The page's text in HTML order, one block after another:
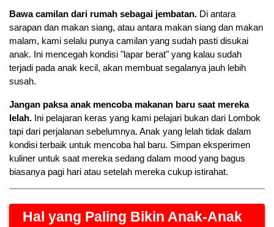
Bawa camilan dari rumah sebagai jembatan. Di antara
sarapan dan makan siang, atau antara makan siang dan makan
malam, kami selalu punya camilan yang sudah pasti disukai
anak. Ini mencegah kondisi "lapar berat" yang kalau sudah
terjadi pada anak kecil, akan membuat segalanya jauh lebih
susah.
Jangan paksa anak mencoba makanan baru saat mereka
lelah. Ini pelajaran keras yang kami pelajari bukan dari Lombok
tapi dari perjalanan sebelumnya. Anak yang lelah tidak dalam
kondisi terbaik untuk mencoba hal baru. Simpan eksperimen
kuliner untuk saat mereka sedang dalam mood yang bagus
biasanya pagi hari atau setelah mereka cukup istirahat.
Hal yang Paling Bikin Anak-Anak